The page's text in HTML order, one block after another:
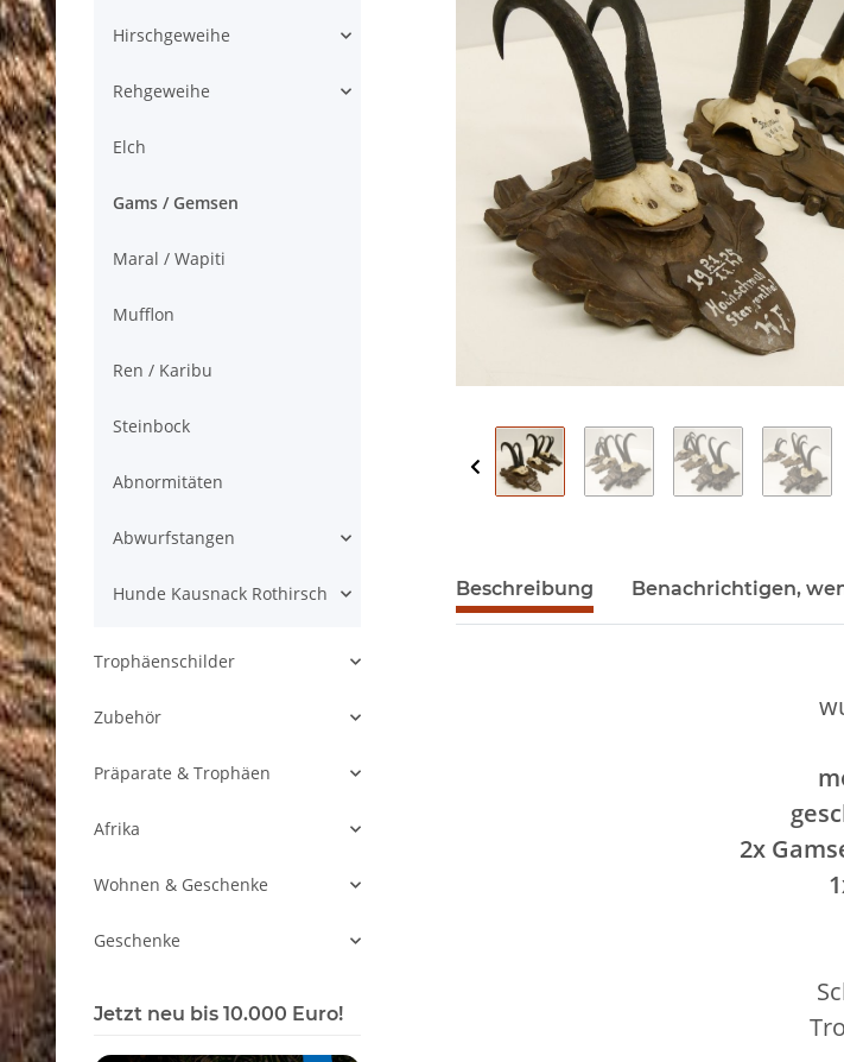
Beschreibung Benachrichtigen,
2x
Hirschgeweihe
Rehgeweihe
Elch
Gams / Gemsen
Maral / Wapiti
Mufflon
Ren / Karibu
Steinbock
Abnormitäten
Abwurfstangen
Hunde Kausnack Rothirsch
Trophäenschilder
Zubehör
Präparate & Trophäen
Afrika
Wohnen & Geschenke
Geschenke
Jetzt neu bis 10.000 Euro!